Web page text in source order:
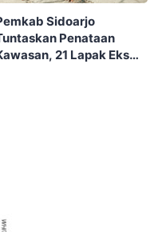
Sidoarjo
Penataan
21 Lapak Eks